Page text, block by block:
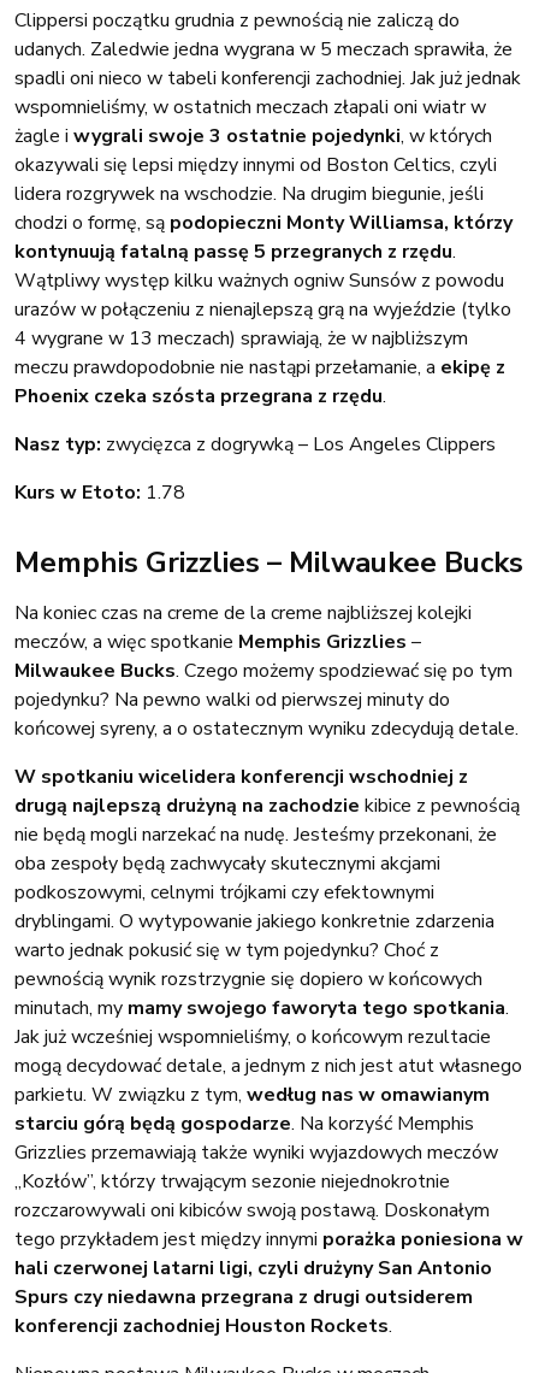
Clippersi początku grudnia z pewnością nie zaliczą do
udanych. Zaledwie jedna wygrana w 5 meczach sprawiła, że
spadli oni nieco w tabeli konferencji zachodniej. Jak już jednak
wspomnieliśmy, w ostatnich meczach złapali oni wiatr w
żagle i wygrali swoje 3 ostatnie pojedynki, w których
okazywali się lepsi między innymi od Boston Celtics, czyli
lidera rozgrywek na wschodzie. Na drugim biegunie, jeśli
chodzi o formę, są podopieczni Monty Williamsa, którzy
kontynuują fatalną passę 5 przegranych z rzędu.
Wątpliwy występ kilku ważnych ogniw Sunsów z powodu
urazów w połączeniu z nienajlepszą grą na wyjeździe (tylko
4 wygrane w 13 meczach) sprawiają, że w najbliższym
meczu prawdopodobnie nie nastąpi przełamanie, a ekipę z
Phoenix czeka szósta przegrana z rzędu.
Nasz typ: zwycięzca z dogrywką – Los Angeles Clippers
Kurs w Etoto: 1.78
Memphis Grizzlies – Milwaukee Bucks
Na koniec czas na creme de la creme najbliższej kolejki
meczów, a więc spotkanie Memphis Grizzlies –
Milwaukee Bucks. Czego możemy spodziewać się po tym
pojedynku? Na pewno walki od pierwszej minuty do
końcowej syreny, a o ostatecznym wyniku zdecydują detale.
W spotkaniu wicelidera konferencji wschodniej z
drugą najlepszą drużyną na zachodzie kibice z pewnością
nie będą mogli narzekać na nudę. Jesteśmy przekonani, że
oba zespoły będą zachwycały skutecznymi akcjami
podkoszowymi, celnymi trójkami czy efektownymi
dryblingami. O wytypowanie jakiego konkretnie zdarzenia
warto jednak pokusić się w tym pojedynku? Choć z
pewnością wynik rozstrzygnie się dopiero w końcowych
minutach, my mamy swojego faworyta tego spotkania.
Jak już wcześniej wspomnieliśmy, o końcowym rezultacie
mogą decydować detale, a jednym z nich jest atut własnego
parkietu. W związku z tym, według nas w omawianym
starciu górą będą gospodarze. Na korzyść Memphis
Grizzlies przemawiają także wyniki wyjazdowych meczów
„Kozłów”, którzy trwającym sezonie niejednokrotnie
rozczarowywali oni kibiców swoją postawą. Doskonałym
tego przykładem jest między innymi porażka poniesiona w
hali czerwonej latarni ligi, czyli drużyny San Antonio
Spurs czy niedawna przegrana z drugi outsiderem
konferencji zachodniej Houston Rockets.